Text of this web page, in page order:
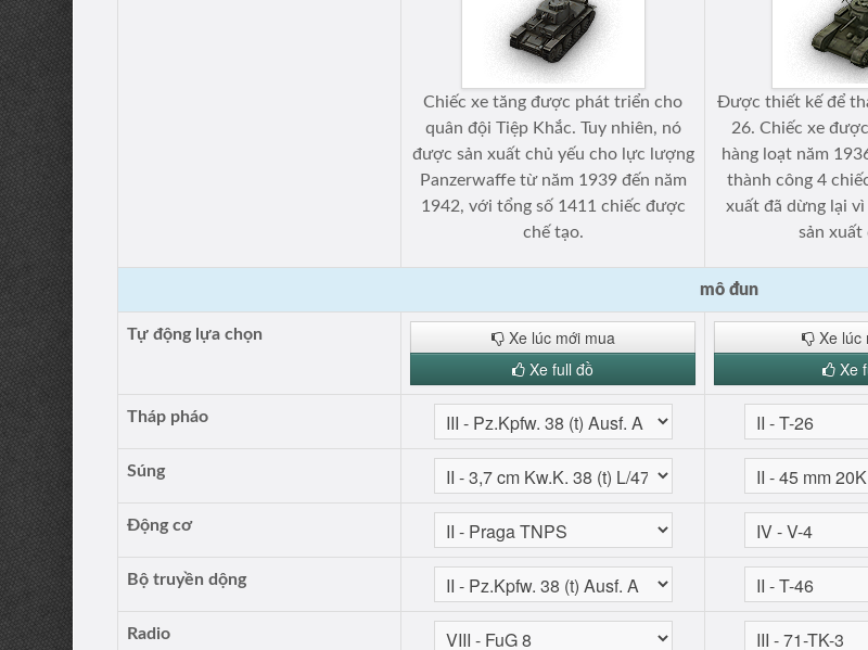
Chiếc xe tăng được phát triển cho
quân đội Tiệp Khắc. Tuy nhiên, nó
được sản xuất chủ yếu cho lực lượng
Panzerwaffe từ năm 1939 đến năm
1942, với tổng số 1411 chiếc được
chế tạo.
Được thiết kế để
26. Chiếc xe
hàng loạt năm
thành công 4
xuất đã dừng lại
sản xuất
mô đun
Tự động lựa chọn
Xe lúc mới mua
Xe full đồ
Xe lúc
Xe
Tháp pháo
Súng
Động cơ
Bộ truyền dộng
Radio